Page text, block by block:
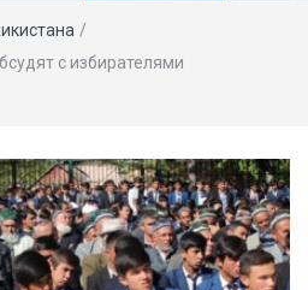
/
с избирателями